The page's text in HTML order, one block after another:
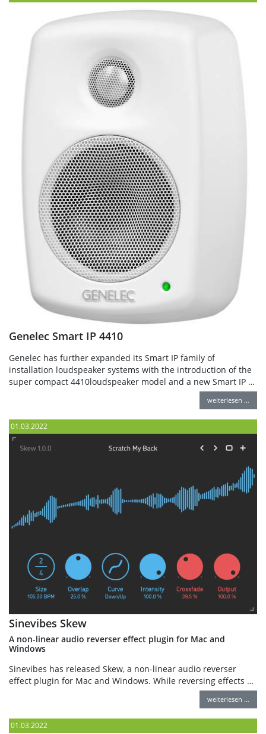
Genelec Smart IP 4410
Genelec has further expanded its Smart IP family of
installation loudspeaker systems with the introduction of the
super compact 4410loudspeaker model and a new Smart IP …
weiterlesen …
01.03.2022
Sinevibes Skew
A non-linear audio reverser effect plugin for Mac and
Windows
Sinevibes has released Skew, a non-linear audio reverser
effect plugin for Mac and Windows. While reversing effects …
weiterlesen …
01.03.2022